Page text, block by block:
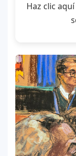
Haz clic